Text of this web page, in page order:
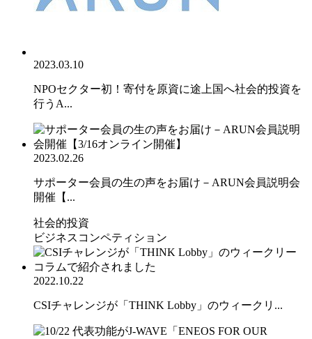
2023.03.10
NPOセクター初！寄付を原資に途上国へ社会的投資を
行うA...
2023.02.26
サポーター会員の生の声をお届け－ARUN会員説明会
開催【...
社会的投資
ビジネスコンペティション
2022.10.22
CSIチャレンジが「THINK Lobby」のウィークリ...